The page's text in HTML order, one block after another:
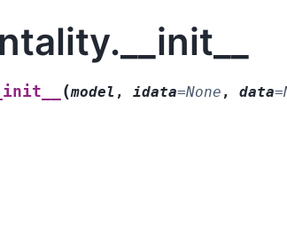
(model , idata=None , data=